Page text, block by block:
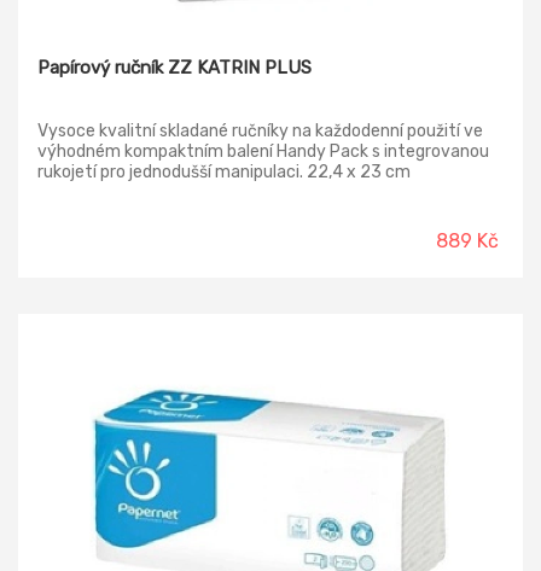
Papírový ručník ZZ KATRIN PLUS
Vysoce kvalitní skladané ručníky na každodenní použití ve
výhodném kompaktním balení Handy Pack s integrovanou
rukojetí pro jednodušší manipulaci. 22,4 x 23 cm
889 Kč